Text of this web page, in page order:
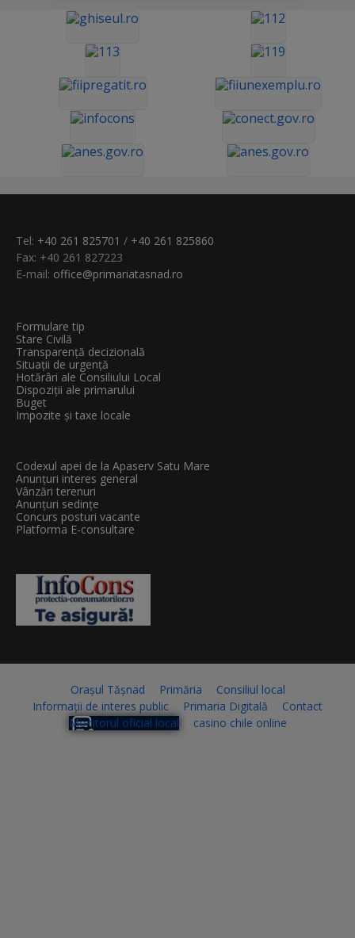
Tel: +40 261 825701 / +40 261 825860
Fax: +40 261 827223
E-mail: office@primariatasnad.ro
Formulare tip
Stare Civilă
Transparenţă decizională
Situații de urgență
Hotărâri ale Consiliului Local
Dispoziții ale primarului
Buget
Impozite și taxe locale
Codexul apei de la Apaserv Satu Mare
Anunțuri interes general
Vânzări terenuri
Anunțuri sedințe
Concurs posturi vacante
Platforma E-consultare
Orașul Tășnad Primăria
Consiliul local
Informații de interes public
Primaria Digitală
Contact
Monitorul oficial local
casino chile online